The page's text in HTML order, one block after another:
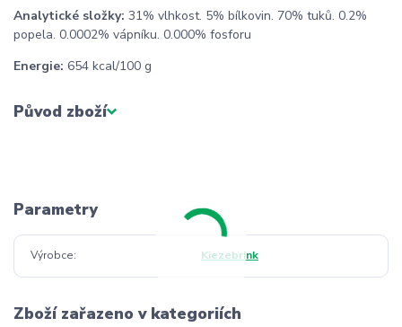
Analytické složky: 31% vlhkost. 5% bílkovin. 70% tuků. 0.2%
popela. 0.0002% vápníku. 0.000% fosforu
Energie: 654 kcal/100 g
Původ zboží
Parametry
Výrobce Kiezebrink
Zboží zařazeno v kategoriích